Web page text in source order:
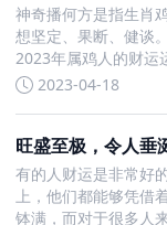
神奇播何方是指生肖
想坚定、果断、健谈
2023年属鸡人的财运
2、事业运势：属鸡
2023-04-18
旺盛至极，令人垂
有的人财运是非常好
上，他们都能够凭借
钵满，而对于很多人